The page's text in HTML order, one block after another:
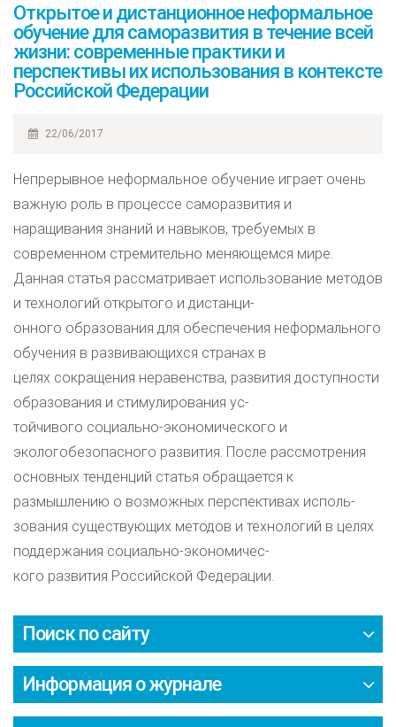
Открытое и дистанционное неформальное
обучение для саморазвития в течение всей
жизни: современные практики и
перспективы их использования в контексте
Российской Федерации
22/06/2017
Непрерывное неформальное обучение играет очень
важную роль в процессе саморазвития и
наращивания знаний и навыков, требуемых в
современном стремительно меняющемся мире.
Данная статья рассматривает использование методов
и технологий открытого и дистанци-
онного образования для обеспечения неформального
обучения в развивающихся странах в
целях сокращения неравенства, развития доступности
образования и стимулирования ус-
тойчивого социально-экономического и
экологобезопасного развития. После рассмотрения
основных тенденций статья обращается к
размышлению о возможных перспективах исполь-
зования существующих методов и технологий в целях
поддержания социально-экономичес-
кого развития Российской Федерации.
Поиск по сайту
Информация о журнале